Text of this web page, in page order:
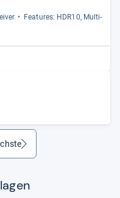
Fea­tu­res: HDR10, Mul­ti­
weiter